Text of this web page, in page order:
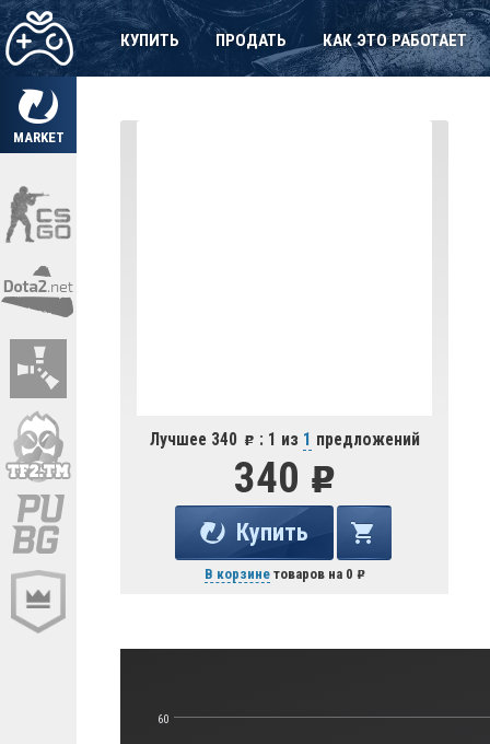
MARKET
КУПИТЬ ПРОДАТЬ КАК ЭТО РАБОТАЕТ
Лучшее 340 : 1 из 1 предложений
340
Купить
В корзинетоваров на 0
60